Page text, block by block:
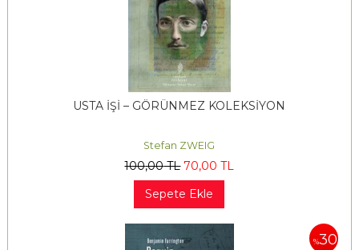
USTA İŞİ – GÖRÜNMEZ KOLEKSİYON
Stefan ZWEIG
100,00TL 70,00 TL
Sepete Ekle
%30